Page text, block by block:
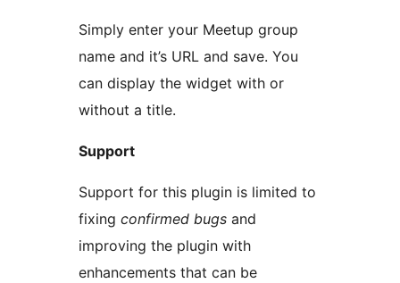
Simply enter your Meetup group
name and it’s URL and save. You
can display the widget with or
without a title.
Support
Support for this plugin is limited to
fixing confirmed bugs and
improving the plugin with
enhancements that can be